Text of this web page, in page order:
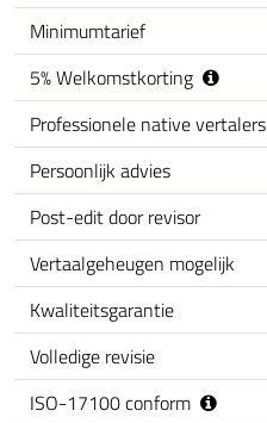
Minimumtarief
5%Welkomstkorting
Professionele native vertalers
Persoonlijk advies
Post-edit door revisor
Vertaalgeheugen mogelijk
Kwaliteitsgarantie
Volledige revisie
ISO-17100 conform